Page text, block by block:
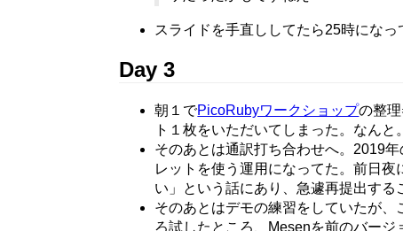
スライドを手直ししてたら25時になっ
Day 3
朝１でPicoRubyワークショップの整
ト１枚をいただいてしまった。なんと。
そのあとは通訳打ち合わせへ。2019
レットを使う運用になってた。前日
い」という話にあり、急遽再提出する
そのあとはデモの練習をしていたが
ろ試したところ、Mesenを前のバージ